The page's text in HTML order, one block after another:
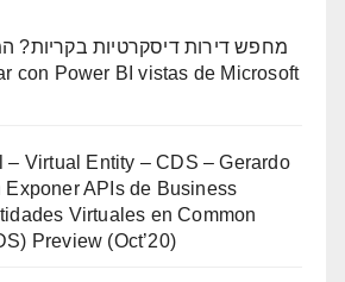
מחפש דירות דיסקרטיות בקריות?
con Power BI vistas de Microsoft
– Virtual Entity – CDS – Gerardo
Exponer APIs de Business
Virtuales en Common
Preview (Oct’20)